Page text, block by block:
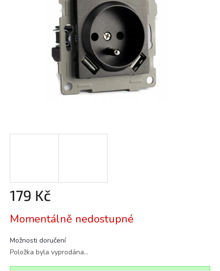
hvězdiček.
179 Kč
cena:
Momentálně nedostupné
Možnosti doručení
Položka byla vyprodána…